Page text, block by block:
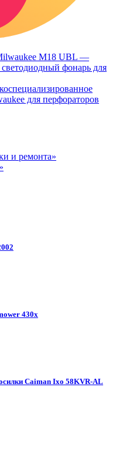
M18 UBL —
фонарь для
для перфораторов
и ремонта»
430х
Caiman Ixo 58KVR-AL